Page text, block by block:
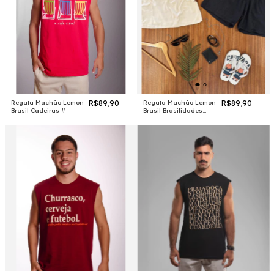
Regata Machão Lemon
Brasil Cadeiras #
R$89,90
Regata Machão Lemon
Brasil Brasilidades
R$89,90